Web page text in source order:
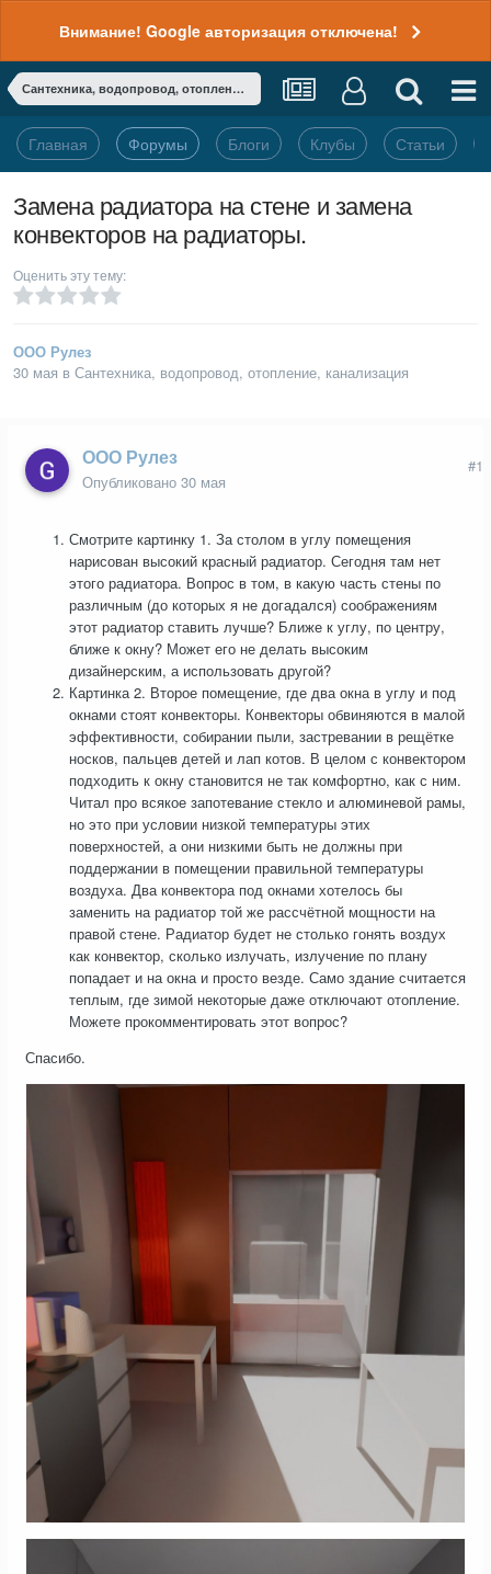
Внимание! Google авторизация отключена!
Сантехника, водопровод, отопление, канализация
Главная Форумы Блоги Клубы Статьи
Замена радиатора на стене и замена
конвекторов на радиаторы.
Оценить эту тему:
ООО Рулез
30 мая в Сантехника, водопровод, отопление, канализация
ООО Рулез
Опубликовано 30 мая
#1
Смотрите картинку 1. За столом в углу помещения
нарисован высокий красный радиатор. Сегодня там нет
этого радиатора. Вопрос в том, в какую часть стены по
различным (до которых я не догадался) соображениям
этот радиатор ставить лучше? Ближе к углу, по центру,
ближе к окну? Может его не делать высоким
дизайнерским, а использовать другой?
Картинка 2. Второе помещение, где два окна в углу и под
окнами стоят конвекторы. Конвекторы обвиняются в малой
эффективности, собирании пыли, застревании в рещётке
носков, пальцев детей и лап котов. В целом с конвектором
подходить к окну становится не так комфортно, как с ним.
Читал про всякое запотевание стекло и алюминевой рамы,
но это при условии низкой температуры этих
поверхностей, а они низкими быть не должны при
поддержании в помещении правильной температуры
воздуха. Два конвектора под окнами хотелось бы
заменить на радиатор той же рассчётной мощности на
правой стене. Радиатор будет не столько гонять воздух
как конвектор, сколько излучать, излучение по плану
попадает и на окна и просто везде. Само здание считается
теплым, где зимой некоторые даже отключают отопление.
Можете прокомментировать этот вопрос?
Спасибо.